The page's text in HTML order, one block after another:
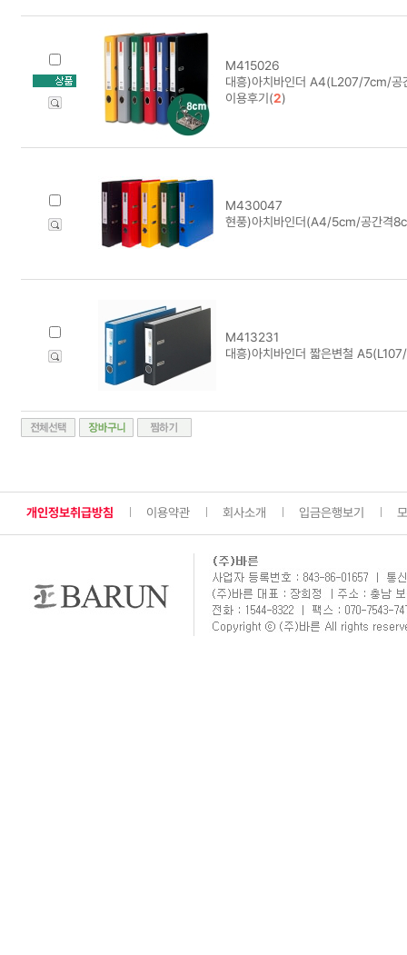
M415026
대흥)아치바인더 A4(L207/7cm/공
이용후기(2)
M430047
현풍)아치바인더(A4/5cm/공간격
M413231
대흥)아치바인더 짧은변철
개인정보취급방침 이용약관 회사소개 입금은행보기